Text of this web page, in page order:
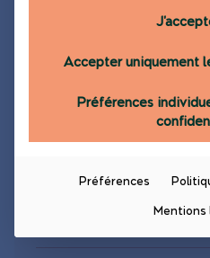
Saint-Pierre de
Cet atelier est complet
30 octobre 2026
Accepter uniquement
Préférences
Préférences
Mentions